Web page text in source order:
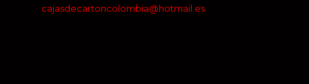
cajasdecartoncolombia@hotmail.es